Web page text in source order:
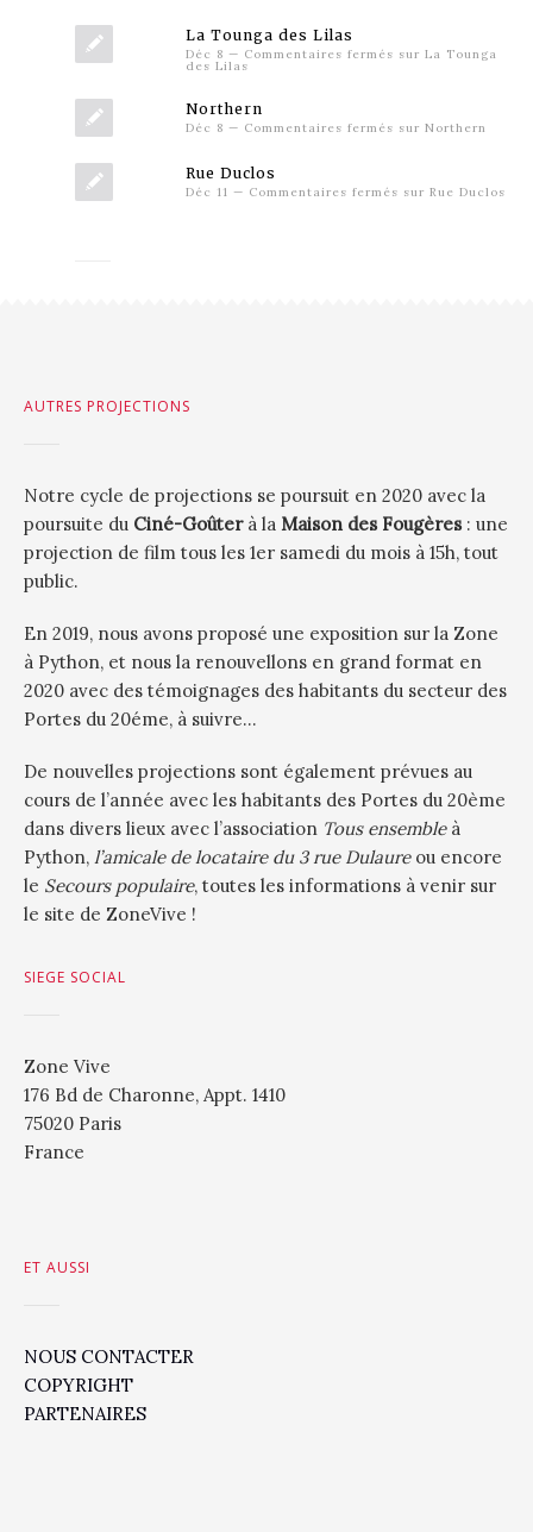
La Tounga des Lilas
Déc 8 — Commentaires fermés sur La Tounga
des Lilas
Northern
Déc 8 — Commentaires fermés sur Northern
Rue Duclos
Déc 11 — Commentaires fermés sur Rue Duclos
AUTRES PROJECTIONS
Notre cycle de projections se poursuit en 2020 avec la
poursuite du Ciné-Goûterà la Maison des Fougères: une
projection de film tous les 1er samedi du mois à 15h, tout
public.
En 2019, nous avons proposé une exposition sur la Zone
à Python, et nous la renouvellons en grand format en
2020 avec des témoignages des habitants du secteur des
Portes du 20éme, à suivre…
De nouvelles projections sont également prévues au
cours de l’année avec les habitants des Portes du 20ème
dans divers lieux avec l’association Tous ensembleà
Python, l’amicale de locataire du 3 rue Dulaureou encore
le Secours populaire, toutes les informations à venir sur
le site de ZoneVive !
SIEGE SOCIAL
Zone Vive
176 Bd de Charonne, Appt. 1410
75020 Paris
France
ET AUSSI
NOUS CONTACTER
COPYRIGHT
PARTENAIRES